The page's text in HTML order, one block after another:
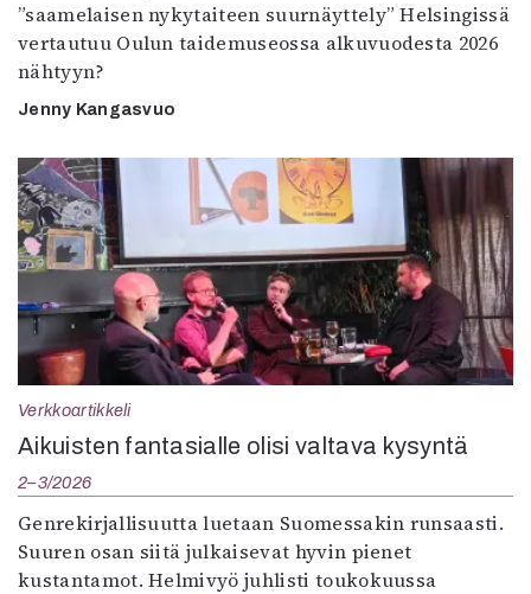
”saamelaisen nykytaiteen suurnäyttely” Helsingissä
vertautuu Oulun taidemuseossa alkuvuodesta 2026
nähtyyn?
Jenny Kangasvuo
Verkkoartikkeli
Aikuisten fantasialle olisi valtava kysyntä
2–3/2026
Genrekirjallisuutta luetaan Suomessakin runsaasti.
Suuren osan siitä julkaisevat hyvin pienet
kustantamot. Helmivyö juhlisti toukokuussa